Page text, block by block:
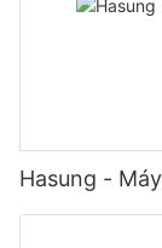
Hasung -